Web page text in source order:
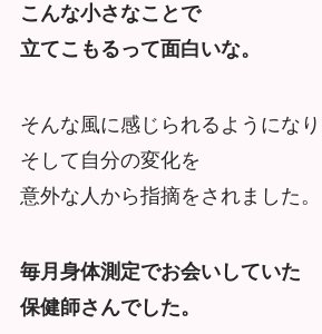
こんな小さなことで
立てこもるって面白いな。
そんな風に感じられるようになり
そして自分の変化を
意外な人から指摘をされました。
毎月身体測定でお会いしていた
保健師さんでした。